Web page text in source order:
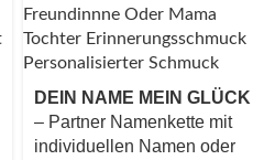
DEIN NAME MEIN GLÜCK
– Partner Namenkette mit
individuellen Namen oder